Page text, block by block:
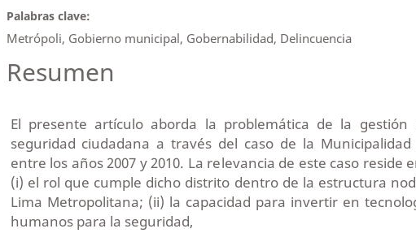
Palabras clave:
Metrópoli, Gobierno municipal, Gobernabilidad, Delincuencia
Resumen
El presente artículo aborda la problemática de la
seguridad ciudadana a través del caso de la
entre los años 2007 y 2010. La relevancia de este caso reside
(i) el rol que cumple dicho distrito dentro de la estructura
Lima Metropolitana; (ii) la capacidad para invertir en
humanos para la seguridad,